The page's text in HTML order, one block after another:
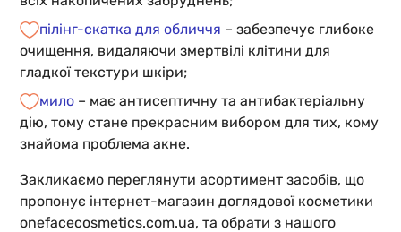
пілінг-скатка для обличчя – забезпечує глибоке
очищення, видаляючи змертвілі клітини для
гладкої текстури шкіри;
мило – має антисептичну та антибактеріальну
дію, тому стане прекрасним вибором для тих, кому
знайома проблема акне.
Закликаємо переглянути асортимент засобів, що
пропонує інтернет-магазин доглядової косметики
onefacecosmetics.com.ua, та обрати з нашого